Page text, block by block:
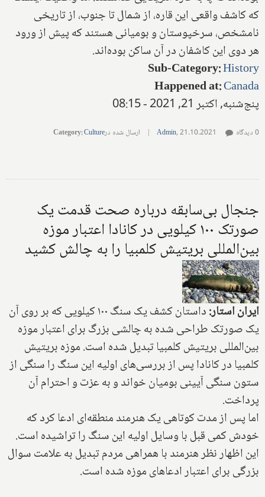
که کاشف واقعی این قاره، از شمال تا جنوب، از تاریخی
نامشخص، سرخپوستان و بومیانی هستند که پیش از ورود
هر دوی این کاشفان در آن ساکن بوده‌اند.
Sub-Category:History
Happened at:Canada
پنج‌شنبه, اکتبر 21, 2021 - 08:15
Admin,21.10.2021
| ارسال شده در Category:Culture 0 دیدگاه
جنجال بی‌سابقه درباره صحت قدمت یک
صورتک ۱۰۰ کیلویی در کانادا اعتبار موزه
بین‌المللی بریتیش کلمبیا را به چالش کشید
ایران استار:
داستان کشف یک سنگ ۱۰۰ کیلویی که بر روی آن
یک صورتک طراحی شده به چالشی بزرگ برای اعتبار موزه
بین‌المللی بریتیش کلمبیا تبدیل شده است. موزه بریتیش
کلمبیا در کانادا پس از بررسی‌های اولیه این سنگ را سنگی از
ستون سنگی آیینی بومیان خواند و به عزت و احترام آن
پرداخت.
اما پس از مدت کوتاهی یک هنرمند منطقه‌ای ادعا کرد که
خودش کمی قبل با وسایل اولیه این سنگ را تراشیده است.
این اظهار نظر هنرمند با همراهی مردم تبدیل به علامت سوال
بزرگی برای اعتبار ادعاهای موزه شده است.